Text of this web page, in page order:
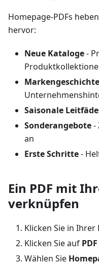
Homepage-PDFs
hervor:
Neue Kataloge-
Markengeschichte
Saisonale
Sonderangebote-
an
Erste Schritte-
Ein PDF mit
verknüpfen
Klicken Sie in Ihrer
Klicken Sie auf
Wählen Sie